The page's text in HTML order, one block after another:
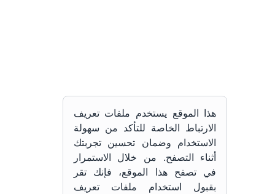
هذا الموقع يستخدم ملفات تعريف
الارتباط الخاصة للتأكد من سهولة
الاستخدام وضمان تحسين تجربتك
أثناء التصفح. من خلال الاستمرار
في تصفح هذا الموقع، فإنك تقر
بقبول استخدام ملفات تعريف